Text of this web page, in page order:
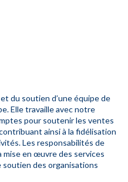
du soutien d’une équipe de
Elle travaille avec notre
pour soutenir les ventes
ainsi à la fidélisation
Les responsabilités de
mise en œuvre des services
soutien des organisations